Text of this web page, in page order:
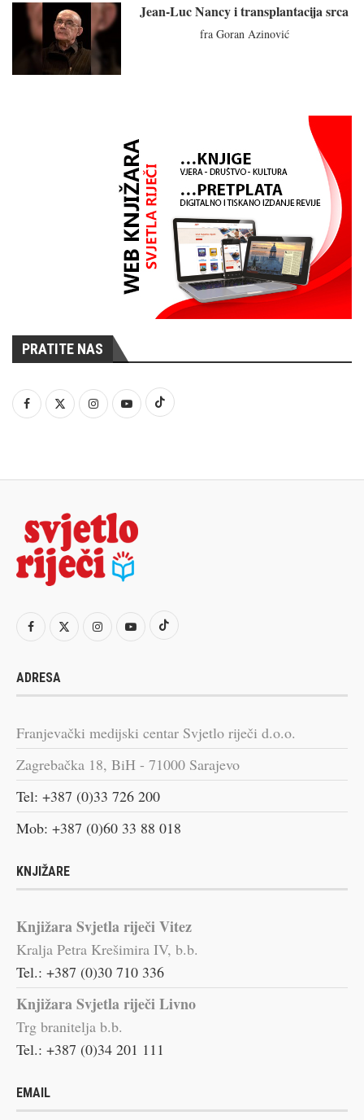
Jean-Luc Nancy i transplantacija srca
fra Goran Azinović
PRATITE NAS
ADRESA
Franjevački medijski centar Svjetlo riječi d.o.o.
Zagrebačka 18, BiH - 71000 Sarajevo
Tel: +387 (0)33 726 200
Mob: +387 (0)60 33 88 018
KNJIŽARE
Knjižara Svjetla riječi Vitez
Kralja Petra Krešimira IV, b.b.
Tel.: +387 (0)30 710 336
Knjižara Svjetla riječi Livno
Trg branitelja b.b.
Tel.: +387 (0)34 201 111
EMAIL